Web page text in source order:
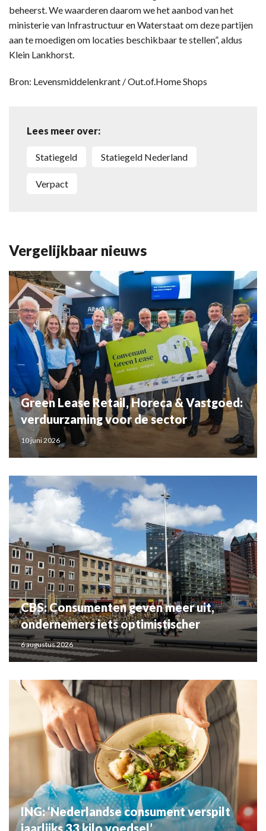
beheerst. We waarderen daarom we het aanbod van het
ministerie van Infrastructuur en Waterstaat om deze partijen
aan te moedigen om locaties beschikbaar te stellen”, aldus
Klein Lankhorst.
Bron: Levensmiddelenkrant / Out.of.Home Shops
Lees meer over:
statiegeld Statiegeld Nederland
Verpact
Vergelijkbaar nieuws
Green Lease Retail, Horeca & Vastgoed:
verduurzaming voor de sector
10 juni 2026
CBS: Consumenten geven meer uit,
ondernemers iets optimistischer
6 augustus 2026
ING: ‘Nederlandse consument verspilt
jaarlijks 33 kilo voedsel’